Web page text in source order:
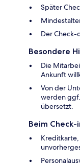
Später
Der Check-
Besondere
Die
Ankunft
Von der
werden
übersetzt.
Beim